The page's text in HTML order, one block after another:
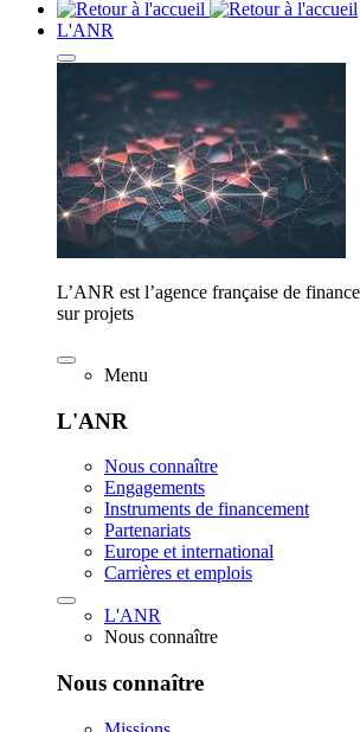
L'ANR
L’ANR est l’agence française de
sur projets
Menu
L'ANR
Nous connaître
Engagements
Instruments de financement
Partenariats
Europe et international
Carrières et emplois
L'ANR
Nous connaître
Nous connaître